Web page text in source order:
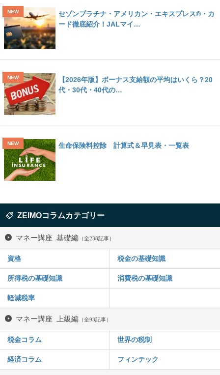
セゾンプラチナ・アメリカン・エキスプレス®・カ
ード徹底紹介！JALマイ…
【2026年版】ボーナス支給額の平均はいくら？20
代・30代・40代の…
生命保険料控除 計算式＆早見表・一覧表
ZEIMOコラムカテゴリー
マネー講座 基礎編 （全238記事）
資格 税金の基礎知識
所得税の基礎知識 消費税の基礎知識
軽減税率
マネー講座 上級編 （全93記事）
税金コラム 世界の税制
経済コラム フィンテック